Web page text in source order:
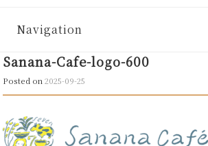
Navigation
Sanana-Cafe-logo-600
Posted on2025-09-25